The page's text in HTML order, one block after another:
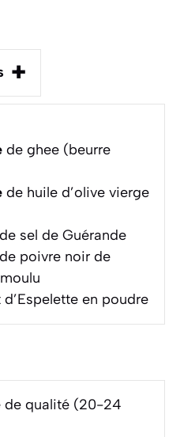
+
de ghee (beurre
de huile d’olive vierge
sel de Guérande
de poivre noir de
en poudre
de qualité (20-24